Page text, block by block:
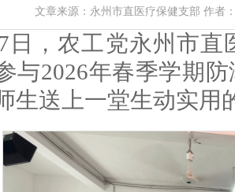
文章来源：永州市直医疗保健支部 作者
日，农工党永州市
与2026年春季学期
生送上一堂生动实用